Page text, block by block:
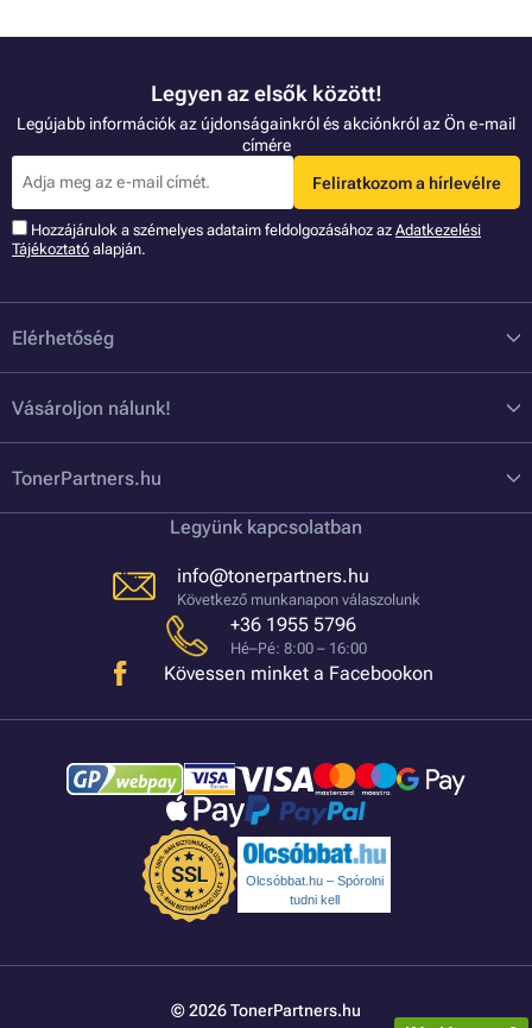
Legyen az elsők között!
Legújabb információk az újdonságainkról és akciónkról az Ön e-mail
címére
Feliratkozom a hírlevélre
Hozzájárulok a szémelyes adataim feldolgozásához az Adatkezelési
Tájékoztató alapján.
Elérhetőség
Vásároljon nálunk!
TonerPartners.hu
Legyünk kapcsolatban
info@tonerpartners.hu
Következő munkanapon válaszolunk
+36 1955 5796
Hé–Pé: 8:00 – 16:00
Kövessen minket a Facebookon
Olcsóbbat.hu – Spórolni
tudni kell
© 2026 TonerPartners.hu